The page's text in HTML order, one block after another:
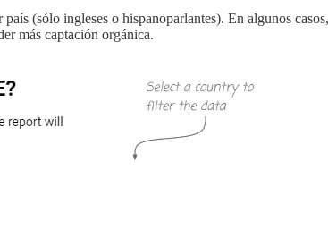
(sólo ingleses o hispanoparlantes). En algunos
más captación orgánica.